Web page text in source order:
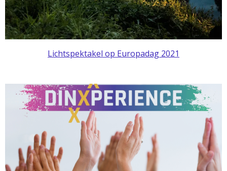
Lichtspektakel op Europadag 2021